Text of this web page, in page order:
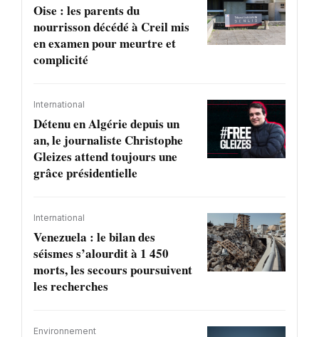
Oise : les parents du
nourrisson décédé à Creil mis
en examen pour meurtre et
complicité
International
Détenu en Algérie depuis un
an, le journaliste Christophe
Gleizes attend toujours une
grâce présidentielle
International
Venezuela : le bilan des
séismes s’alourdit à 1 450
morts, les secours poursuivent
les recherches
Environnement